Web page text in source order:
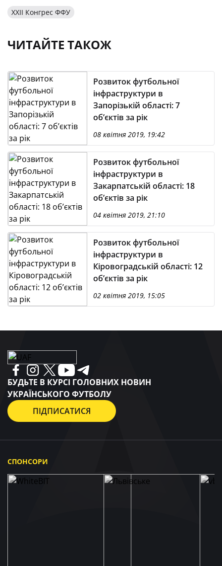
ХХІІ Конгрес ФФУ
ЧИТАЙТЕ ТАКОЖ
Розвиток футбольної
інфраструктури в
Запорізькій області: 7
об’єктів за рік
08 квітня 2019, 19:42
Розвиток футбольної
інфраструктури в
Закарпатській області: 18
об’єктів за рік
04 квітня 2019, 21:10
Розвиток футбольної
інфраструктури в
Кіровоградській області: 12
об’єктів за рік
02 квітня 2019, 15:05
БУДЬТЕ В КУРСІ ГОЛОВНИХ НОВИН
УКРАЇНСЬКОГО ФУТБОЛУ
ПІДПИСАТИСЯ
СПОНСОРИ